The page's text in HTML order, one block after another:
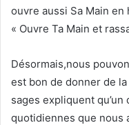
ouvre aussi Sa Main en
« Ouvre Ta Main et
Désormais,nous
est bon de donner de
sages expliquent
quotidiennes que nous